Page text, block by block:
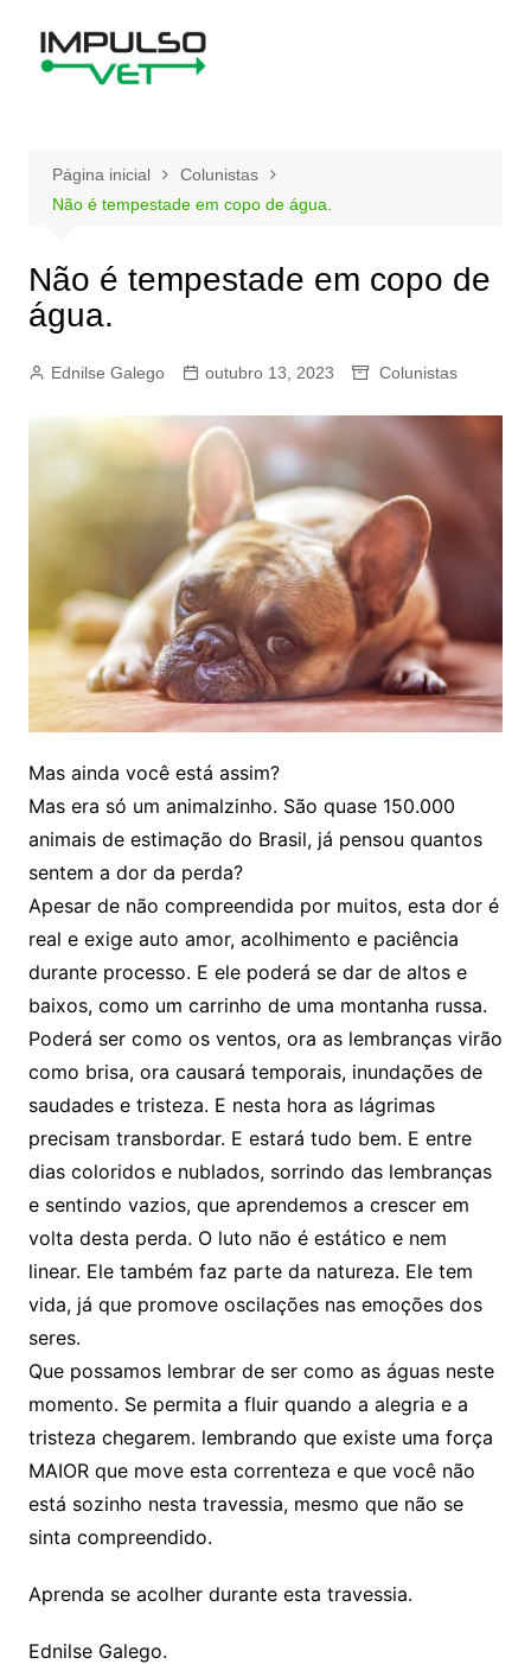
Página inicial
Colunistas
Não é tempestade em copo de água.
Não é tempestade em copo de
água.
Ednilse Galego outubro 13, 2023 Colunistas
Mas ainda você está assim?
Mas era só um animalzinho. São quase 150.000
animais de estimação do Brasil, já pensou quantos
sentem a dor da perda?
Apesar de não compreendida por muitos, esta dor é
real e exige auto amor, acolhimento e paciência
durante processo. E ele poderá se dar de altos e
baixos, como um carrinho de uma montanha russa.
Poderá ser como os ventos, ora as lembranças virão
como brisa, ora causará temporais, inundações de
saudades e tristeza. E nesta hora as lágrimas
precisam transbordar. E estará tudo bem. E entre
dias coloridos e nublados, sorrindo das lembranças
e sentindo vazios, que aprendemos a crescer em
volta desta perda. O luto não é estático e nem
linear. Ele também faz parte da natureza. Ele tem
vida, já que promove oscilações nas emoções dos
seres.
Que possamos lembrar de ser como as águas neste
momento. Se permita a fluir quando a alegria e a
tristeza chegarem. lembrando que existe uma força
MAIOR que move esta correnteza e que você não
está sozinho nesta travessia, mesmo que não se
sinta compreendido.
Aprenda se acolher durante esta travessia.
Ednilse Galego.